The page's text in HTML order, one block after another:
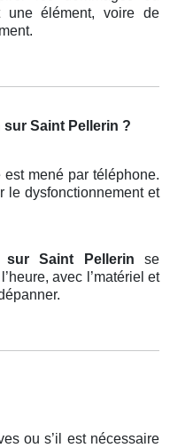
une élément, voire de
Saint Pellerin ?
est mené par téléphone.
le dysfonctionnement et
sur Saint Pellerin se
avec l’matériel et
ou s’il est nécessaire